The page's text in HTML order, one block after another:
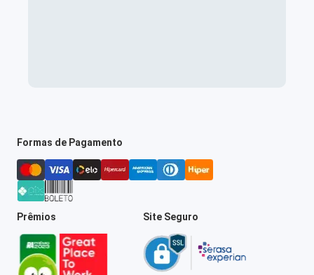
Formas de Pagamento
Prêmios Site Seguro